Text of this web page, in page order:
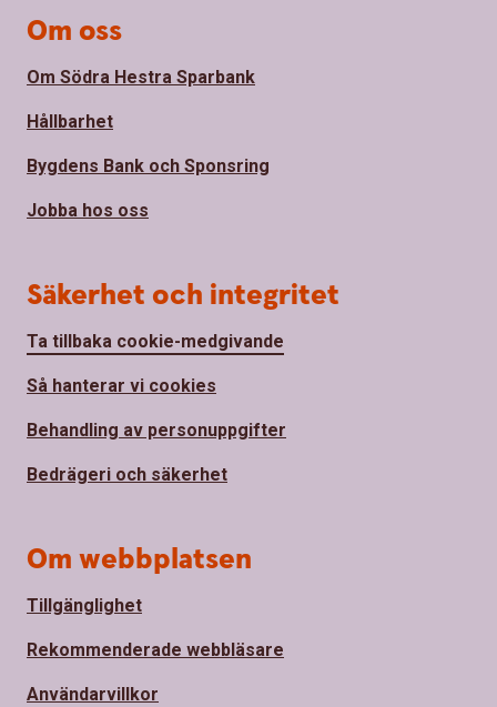
Om oss
Om Södra Hestra Sparbank
Hållbarhet
Bygdens Bank och Sponsring
Jobba hos oss
Säkerhet och integritet
Ta tillbaka cookie-medgivande
Så hanterar vi cookies
Behandling av personuppgifter
Bedrägeri och säkerhet
Om webbplatsen
Tillgänglighet
Rekommenderade webbläsare
Användarvillkor